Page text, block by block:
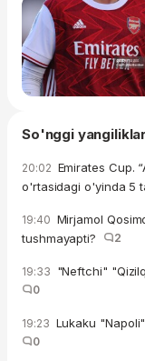
So'nggi yangiliklar
20:02 Emirates Cup.
o'rtasidagi o'yinda 5
19:40 Mirjamol
tushmayapti?
2
19:33 "Neftchi"
0
19:23 Lukaku
0